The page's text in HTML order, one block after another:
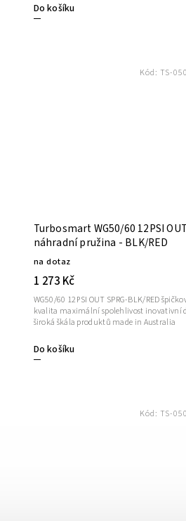
Do košíku
Turbosmart WG50/60 12PSI OUT
náhradní pružina - BLK/RED
na dotaz
1 273 Kč
Do košíku
WG50/60 12PSI OUT SPRG-BLK/RED
kvalita maximální spolehlivost inovativní
široká škála produktů made in Australia
Kód: TS-
Kód: TS-